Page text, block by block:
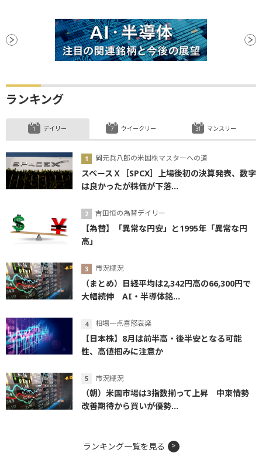
ランキング
デイリー
岡元兵八郎の米国株マスターへの道
スペースＸ［SPCX］上場後初の決算発表、数字
は良かったが株価が下落...
吉田恒の為替デイリー
【為替】「異常な円安」と1995年「異常な円
高」
市況概況
（まとめ）日経平均は2,342円高の66,300円で
大幅続伸 AI・半導体銘...
相場一点喜怒哀楽
【日本株】8月は前半高・後半安となる可能
性、高値掴みに注意か
市況概況
（朝）米国市場は3指数揃って上昇 中東情勢
改善期待から買いが優勢...
ウイークリー マンスリー
ランキング一覧を見る